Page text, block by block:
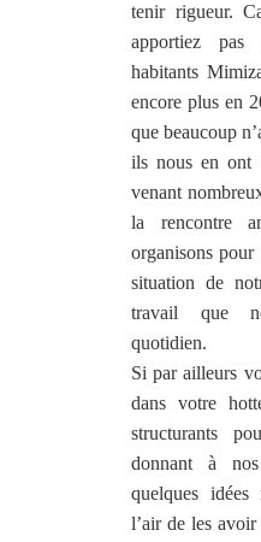
tenir rigueur.
apportiez pas
habitants
encore plus en
que beaucoup
ils nous en ont
venant
la rencontre
organisons
situation de
travail que
quotidien.
Si par ailleurs
dans votre
structurants
donnant à
quelques
l’air de les avoir